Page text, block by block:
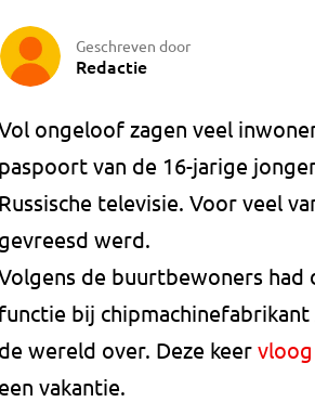
Geschreven door
Redactie
ongeloof zagen veel
paspoort van de 16-jarige
Russische televisie. Voor veel
gevreesd werd.
de buurtbewoners had
functie bij
de wereld over. Deze keer vloog
een vakantie.